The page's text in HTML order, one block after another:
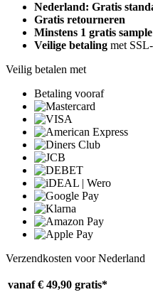
Nederland: Gratis
Gratis retourneren
Minstens 1 gratis sample
Veilige betaling met
Veilig betalen met
Betaling vooraf
Verzendkosten voor Nederland
vanaf € 49,90 gratis*